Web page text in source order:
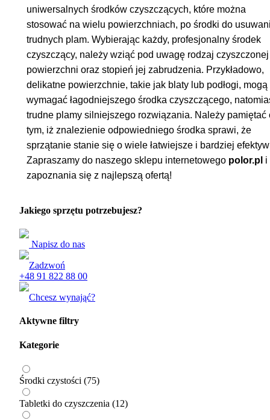
Jakiego sprzętu potrzebujesz?
Napisz do nas
Zadzwoń
+48 91 822 88 00
Chcesz wynająć?
Aktywne filtry
Kategorie
Środki czystości (75)
Tabletki do czyszczenia (12)
uniwersalnych środków czyszczących, które można
stosować na wielu powierzchniach, po środki do
trudnych plam. Wybierając każdy, profesjonalny środek
czyszczący, należy wziąć pod uwagę rodzaj czyszczonej
powierzchni oraz stopień jej zabrudzenia. Przykładowo,
delikatne powierzchnie, takie jak blaty lub podłogi, mogą
wymagać łagodniejszego środka czyszczącego,
trudne plamy silniejszego rozwiązania. Należy pamiętać
tym, iż znalezienie odpowiedniego środka sprawi, że
sprzątanie stanie się o wiele łatwiejsze i bardziej
Zapraszamy do naszego sklepu internetowego polor.pl i
zapoznania się z najlepszą ofertą!